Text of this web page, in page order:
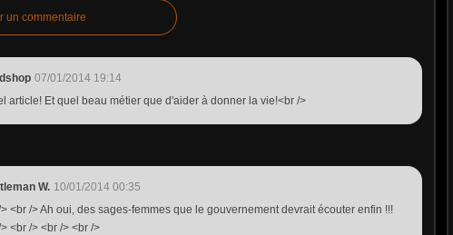
un commentaire
07/01/2014 19:14
article! Et quel beau métier que d'aider à donner la vie!<br />
W. 10/01/2014 00:35
<br /> Ah oui, des sages-femmes que le gouvernement devrait écouter enfin !!!
<br /> <br /> <br />